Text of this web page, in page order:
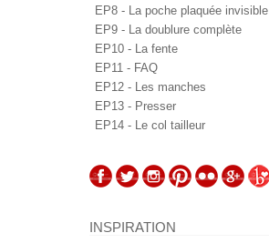
EP8 - La poche plaquée invisible
EP9 - La doublure complète
EP10 - La fente
EP11 - FAQ
EP12 - Les manches
EP13 - Presser
EP14 - Le col tailleur
INSPIRATION